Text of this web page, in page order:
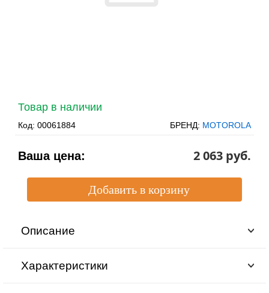
Товар в наличии
Код: 00061884 БРЕНД: MOTOROLA
Ваша цена: 2 063 pуб.
Описание
Характеристики